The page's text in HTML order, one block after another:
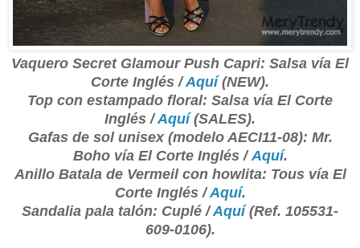
Vaquero Secret Glamour Push Capri: Salsa vía El
Corte Inglés /Aquí(NEW).
Top con estampado floral: Salsa vía El Corte
Inglés /Aquí(SALES).
Gafas de sol unisex (modelo AECI11-08): Mr.
Boho vía El Corte Inglés /Aquí.
Anillo Batala de Vermeil con howlita: Tous vía El
Corte Inglés /Aquí.
Sandalia pala talón: Cuplé /Aquí(Ref. 105531-
609-0106).